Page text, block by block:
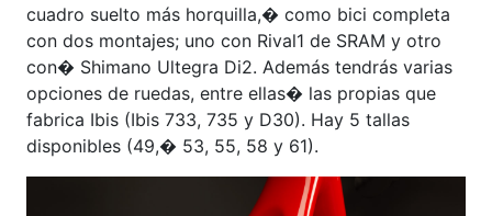
cuadro suelto más horquilla,� como bici completa
con dos montajes; uno con Rival1 de SRAM y otro
con� Shimano Ultegra Di2. Además tendrás varias
opciones de ruedas, entre ellas� las propias que
fabrica Ibis (Ibis 733, 735 y D30). Hay 5 tallas
disponibles (49,� 53, 55, 58 y 61).